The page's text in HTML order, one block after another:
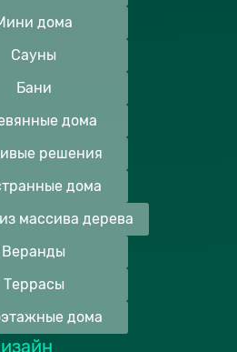
дома
Сауны
Бани
дома
решения
дома
массива дерева
Веранды
Террасы
дома